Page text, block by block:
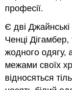
професії.
Є дві
Ченці
жодного одягу,
межами своїх
відносяться